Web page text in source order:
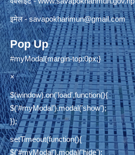
इमेल -savapokharimun@gmail.com
Pop Up
#myModal{margin-top:0px;}
×
$(window).on('load',function(){
$('#myModal').modal('show');
});
setTimeout(function(){
$('#myModal').modal('hide');